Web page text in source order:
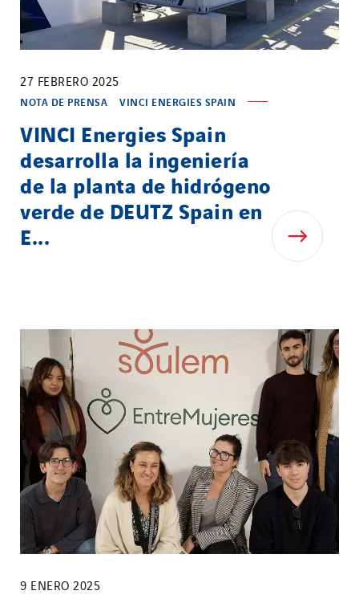
27 FEBRERO 2025
NOTA DE PRENSA VINCI ENERGIES SPAIN
VINCI Energies Spain
desarrolla la ingeniería
de la planta de hidrógeno
verde de DEUTZ Spain en
E...
9 ENERO 2025